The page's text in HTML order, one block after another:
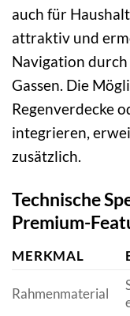
auch für
attraktiv und
Navigation
Gassen. Die
Regenverdecke
integrieren,
zusätzlich.
Technische
Premium-
MERKMAL
Rahmenmaterial